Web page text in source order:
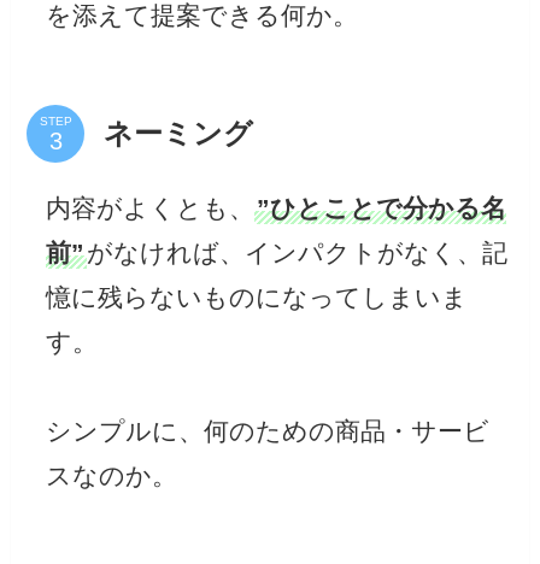
を添えて提案できる何か。
STEP ネーミング
内容がよくとも、”ひとことで分かる名
前”がなければ、インパクトがなく、記
憶に残らないものになってしまいま
す。
シンプルに、何のための商品・サービ
スなのか。